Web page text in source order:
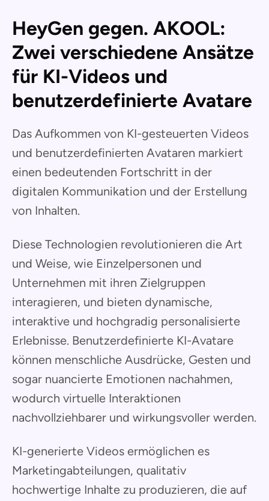
HeyGen gegen. AKOOL:
Zwei verschiedene Ansätze
für KI-Videos und
benutzerdefinierte Avatare
Das Aufkommen von KI-gesteuerten Videos
und benutzerdefinierten Avataren markiert
einen bedeutenden Fortschritt in der
digitalen Kommunikation und der Erstellung
von Inhalten.
Diese Technologien revolutionieren die Art
und Weise, wie Einzelpersonen und
Unternehmen mit ihren Zielgruppen
interagieren, und bieten dynamische,
interaktive und hochgradig personalisierte
Erlebnisse. Benutzerdefinierte KI-Avatare
können menschliche Ausdrücke, Gesten und
sogar nuancierte Emotionen nachahmen,
wodurch virtuelle Interaktionen
nachvollziehbarer und wirkungsvoller werden.
KI-generierte Videos ermöglichen es
Marketingabteilungen, qualitativ
hochwertige Inhalte zu produzieren, die auf